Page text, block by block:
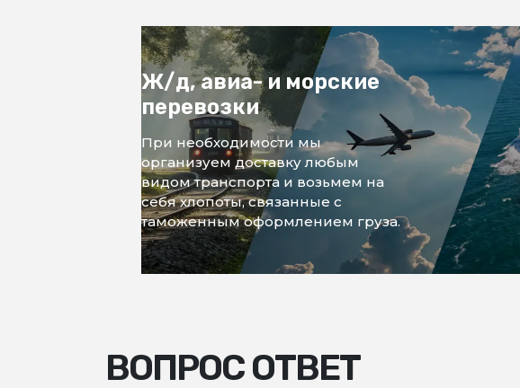
Ж/д, авиа- и морские
перевозки
При необходимости мы
организуем доставку любым
видом транспорта и возьмем на
себя хлопоты, связанные с
таможенным оформлением груза.
ВОПРОС ОТВЕТ